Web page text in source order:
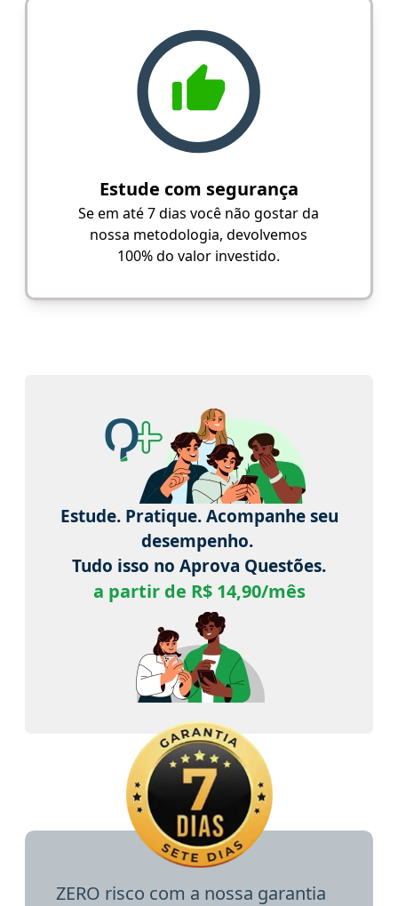
Estude com segurança
Se em até 7 dias você não gostar da
nossa metodologia, devolvemos
100% do valor investido.
Estude. Pratique. Acompanhe seu
desempenho.
Tudo isso no Aprova Questões.
a partir de R$ 14,90/mês
ZERO risco com a nossa garantia